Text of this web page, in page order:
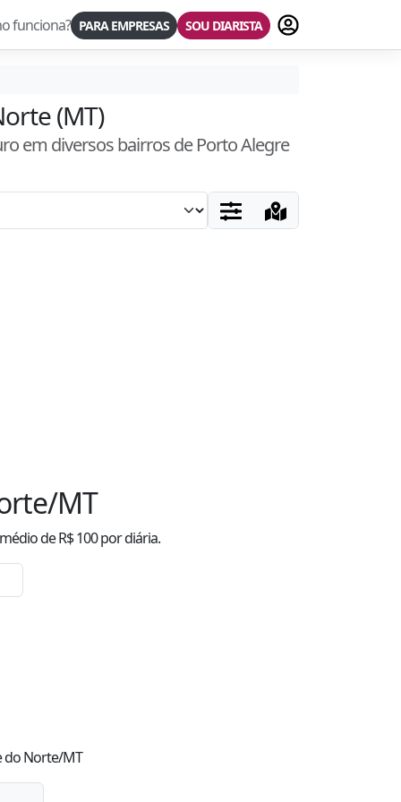
funciona? PARA EMPRESAS SOU DIARISTA Fazer login
(MT)
em diversos bairrosde Porto Alegre
MT
de R$100por diária.
do Norte/MT